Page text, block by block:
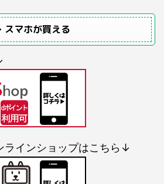
スマホが買える
ラインショップはこちら↓